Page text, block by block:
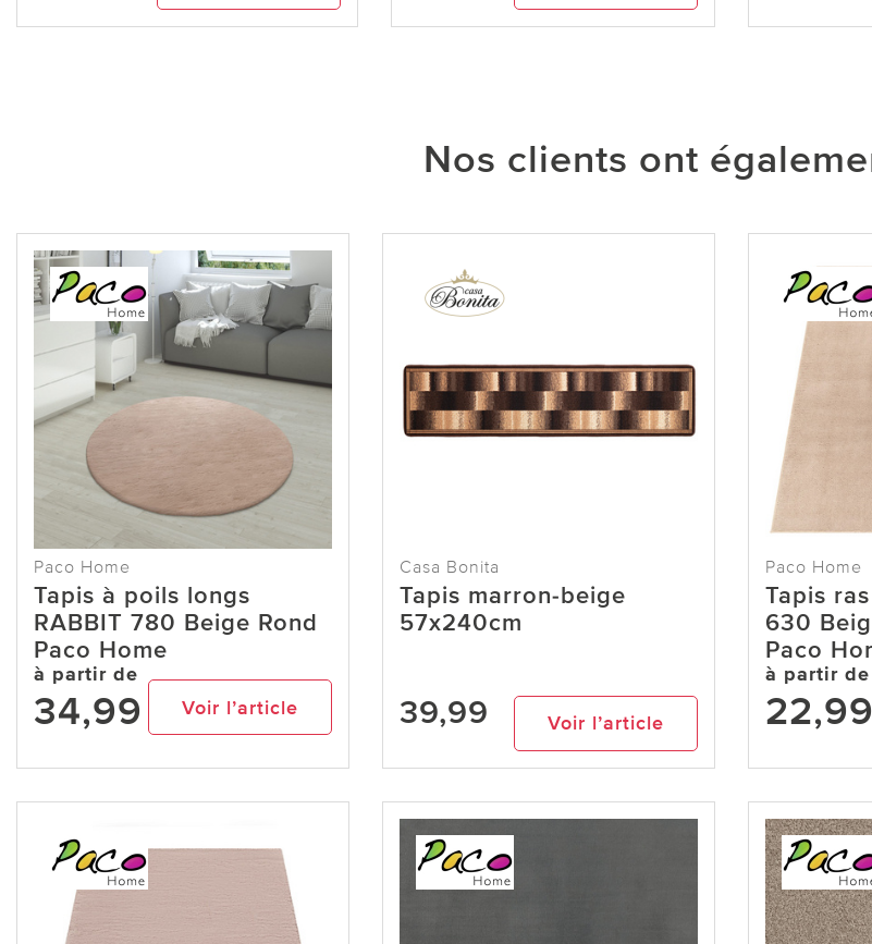
Nos clients ont
Paco Home
Tapis à poils longs
RABBIT 780 Beige Rond
Paco Home
à partir de
34,99 Voir l’article
Casa Bonita
Tapis marron-beige
57x240cm
39,99 Voir l’article
Paco Home
Tapis
630
Paco
à partir de
22,99